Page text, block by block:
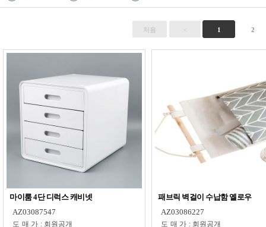
처음 < 1 2
마이룸 4단 디럭스 캐비넷
AZ03087547
도매가 : 회원공개
패브릭 벽걸이 수납함 옐로우
AZ03086227
도매가 : 회원공개